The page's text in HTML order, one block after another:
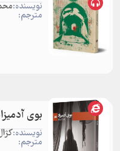
نویسنده:
مترجم:
بوی
نویسنده:
مترجم: